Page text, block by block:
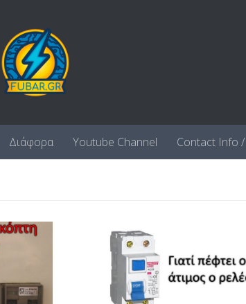
Διάφορα Youtube Channel Contact Info